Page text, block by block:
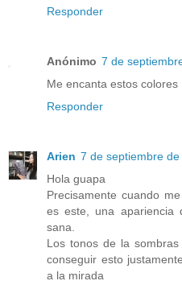
Responder
Anónimo 7 de
Me encanta estos colores
Responder
Arien 7 de septiembre
Hola guapa
Precisamente cuando
es este, una apariencia
sana.
Los tonos de la
conseguir esto
a la mirada